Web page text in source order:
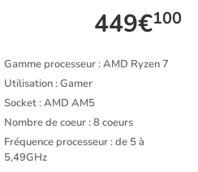
449€100
Gamme processeur : AMD Ryzen 7
Utilisation : Gamer
Socket : AMD AM5
Nombre de coeur : 8 coeurs
Fréquence processeur : de 5 à
5,49GHz